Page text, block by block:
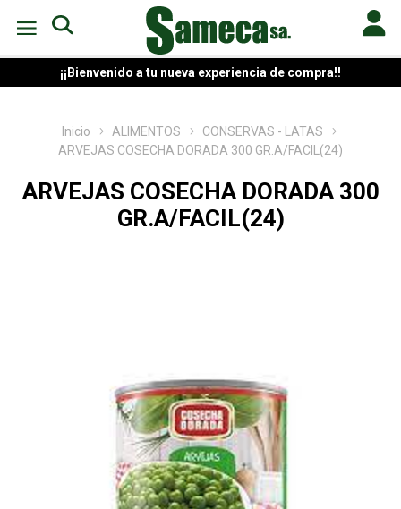
¡¡Bienvenido a tu nueva experiencia de compra!!
Inicio ALIMENTOS
CONSERVAS - LATAS
ARVEJAS COSECHA DORADA 300 GR.A/FACIL(24)
ARVEJAS COSECHA DORADA 300
GR.A/FACIL(24)